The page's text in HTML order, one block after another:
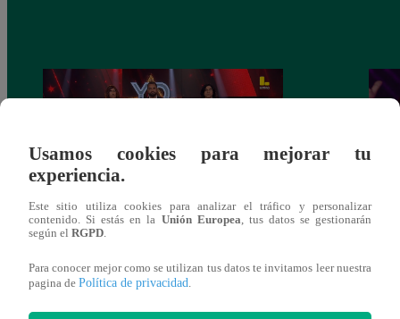
Yo Soy GRANDES BATALLAS: ¡El
mantuvo su silla de consagrado!
Usamos cookies para mejorar tu
experiencia.
Este sitio utiliza cookies para analizar el tráfico y personalizar
contenido. Si estás en la Unión Europea , tus datos se gestionarán
según el RGPD
Para conocer mejor como se utilizan tus datos te invitamos leer nuestra
pagina de Política de privacidad